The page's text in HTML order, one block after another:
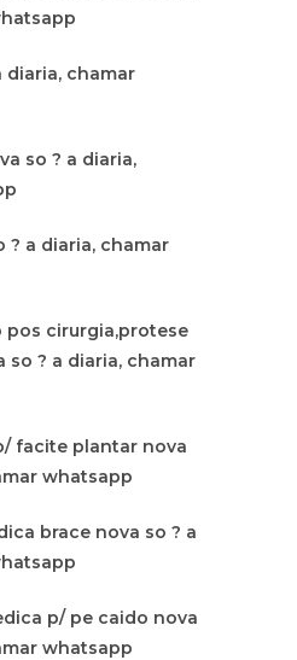
diaria, chamar
so ? a diaria,
? a diaria, chamar
cirurgia,protese
so ? a diaria, chamar
facite plantar nova
whatsapp
brace nova so ? a
p/ pe caido nova
whatsapp